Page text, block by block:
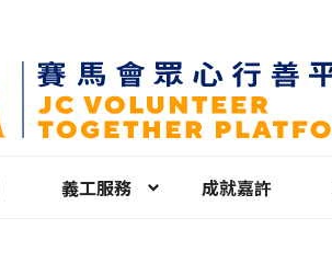
義工服務 成就嘉許